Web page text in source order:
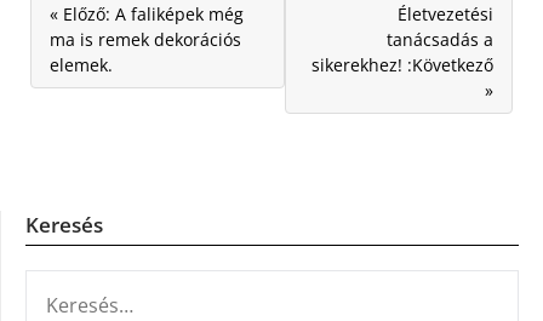
« Előző: A faliképek még
ma is remek dekorációs
elemek.
Életvezetési
tanácsadás a
sikerekhez! :Következő
»
Keresés